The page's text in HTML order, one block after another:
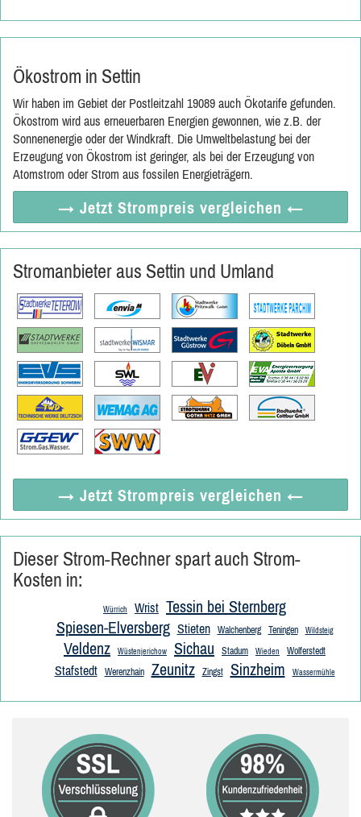
Ökostrom in Settin
Wir haben im Gebiet der Postleitzahl 19089 auch Ökotarife gefunden.
Ökostrom wird aus erneuerbaren Energien gewonnen, wie z.B. der
Sonnenenergie oder der Windkraft. Die Umweltbelastung bei der
Erzeugung von Ökostrom ist geringer, als bei der Erzeugung von
Atomstrom oder Strom aus fossilen Energieträgern.
→ Jetzt Strompreis vergleichen ←
Stromanbieter aus Settin und Umland
→ Jetzt Strompreis vergleichen ←
Dieser Strom-Rechner spart auch Strom-
Kosten in:
Würrich Wrist Tessin bei Sternberg
Spiesen-Elversberg Stieten Walchenberg Teningen Wildsteig
Veldenz Wüstenjerichow Sichau Stadum Wieden Wolferstedt
Stafstedt Werenzhain Zeunitz Zingst Sinzheim Wassermühle